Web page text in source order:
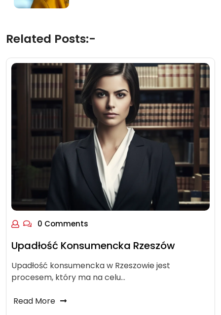
Related Posts:-
0 Comments
Upadłość Konsumencka Rzeszów
Upadłość konsumencka w Rzeszowie jest
procesem, który ma na celu…
Read More